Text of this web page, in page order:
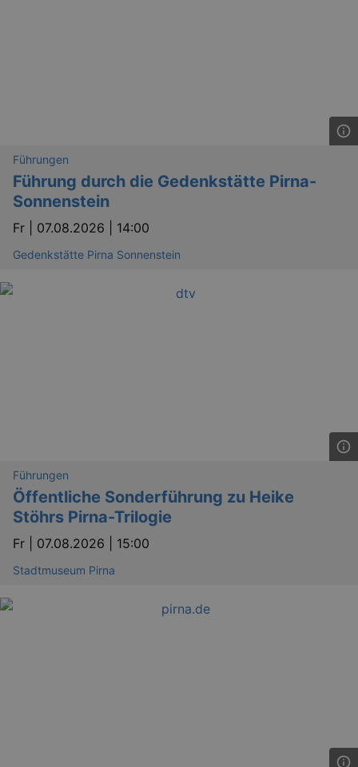
Führungen
Führung durch die Gedenkstätte Pirna-
Sonnenstein
Fr | 07.08.2026 | 14:00
Gedenkstätte Pirna Sonnenstein
Führungen
Öffentliche Sonderführung zu Heike
Stöhrs Pirna-Trilogie
Fr | 07.08.2026 | 15:00
Stadtmuseum Pirna